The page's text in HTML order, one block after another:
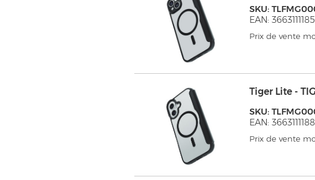
SKU:
EAN:
Prix de vente
Tiger Lite -
SKU:
EAN:
Prix de vente